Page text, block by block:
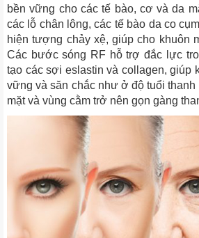
bền vững cho các tế bào, cơ và da
các lỗ chân lông, các tế bào da co
hiện tượng chảy xệ, giúp cho khuôn
Các bước sóng RF hỗ trợ đắc lực
tạo các sợi eslastin và collagen, giúp
vững và săn chắc như ở độ tuổi
mặt và vùng cằm trở nên gọn gàng